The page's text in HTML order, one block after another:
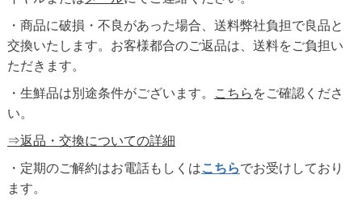
・商品に破損・不良があった場合、送料弊社負担で良品と
交換いたします。お客様都合のご返品は、送料をご負担い
ただきます。
・生鮮品は別途条件がございます。
こちら をご確認くださ
い。
⇒返品・交換についての詳細
・定期のご解約はお電話もしくはこちらでお受けしており
ます。